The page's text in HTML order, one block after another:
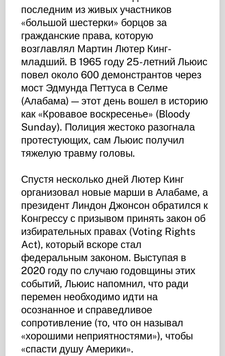
последним из живых участников
«большой шестерки» борцов за
гражданские права, которую
возглавлял Мартин Лютер Кинг-
младший. В 1965 году 25-летний Льюис
повел около 600 демонстрантов через
мост Эдмунда Петтуса в Селме
(Алабама) — этот день вошел в историю
как «Кровавое воскресенье» (Bloody
Sunday). Полиция жестоко разогнала
протестующих, сам Льюис получил
тяжелую травму головы.
Спустя несколько дней Лютер Кинг
организовал новые марши в Алабаме, а
президент Линдон Джонсон обратился к
Конгрессу с призывом принять закон об
избирательных правах (Voting Rights
Act), который вскоре стал
федеральным законом. Выступая в
2020 году по случаю годовщины этих
событий, Льюис напомнил, что ради
перемен необходимо идти на
осознанное и справедливое
сопротивление (то, что он называл
«хорошими неприятностями»), чтобы
«спасти душу Америки».